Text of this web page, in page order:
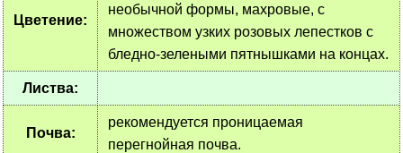
Цветение:
необычной формы, махровые, с
множеством узких розовых лепестков с
бледно-зелеными пятнышками на концах.
Листва:
Почва:
рекомендуется проницаемая
перегнойная почва.